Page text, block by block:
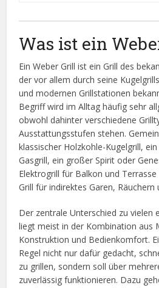
Was ist ein
Ein Weber Grill ist ein Grill des
der vor allem durch seine
und modernen Grillstationen
Begriff wird im Alltag häufig sehr
obwohl dahinter verschiedene
Ausstattungsstufen stehen.
klassischer Holzkohle-Kugelgrill,
Gasgrill, ein großer Spirit oder
Elektrogrill für Balkon und
Grill für indirektes Garen,
Der zentrale Unterschied zu vielen
liegt meist in der Kombination aus
Konstruktion und Bedienkomfort.
Regel nicht nur dafür gedacht,
zu grillen, sondern soll über
zuverlässig funktionieren. Dazu